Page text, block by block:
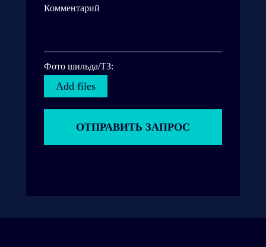
Комментарий
Фото шильда/ТЗ:
Add files
ОТПРАВИТЬ ЗАПРОС